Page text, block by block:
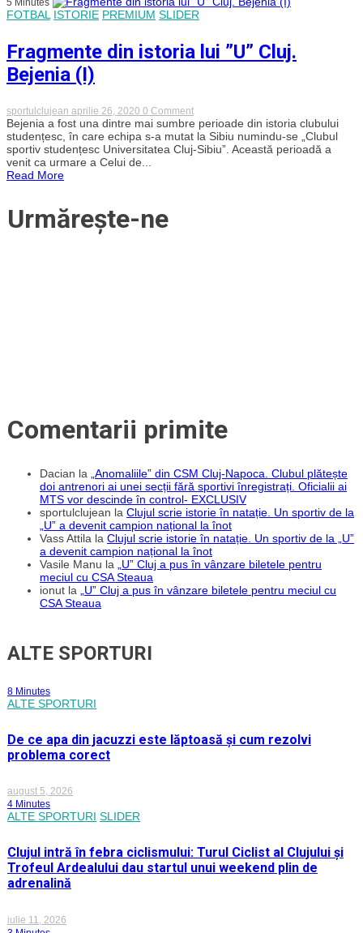
FOTBAL ISTORIE PREMIUM SLIDER
Fragmente din istoria lui ”U” Cluj.
Bejenia (I)
sportulclujean aprilie 26, 2020 0 Commenton
Fragmente
din
istoria
lui
Bejenia a fost una dintre mai sumbre perioade din istoria clubului
studențesc, în care echipa s-a mutat la Sibiu numindu-se „Clubul
sportiv studențesc Universitatea Cluj-Sibiu”. Această perioadă a
venit ca urmare a Celui de...
Read More
Urmărește-ne
Comentarii primite
Dacian la
„Anomaliile” din CSM Cluj-Napoca. Clubul plătește
doi antrenori ai unei secții fără sportivi înregistrați. Oficialii ai
MTS vor descinde în control- EXCLUSIV
sportulclujean la Clujul scrie istorie în natație. Un sportiv de la
„U” a devenit campion național la înot
Vass Attila la Clujul scrie istorie în natație. Un sportiv de la „U”
a devenit campion național la înot
Vasile Manu la
„U” Cluj a pus în vânzare biletele pentru
meciul cu CSA Steaua
ionut la
„U” Cluj a pus în vânzare biletele pentru meciul cu
CSA Steaua
ALTE SPORTURI
8 Minutes
ALTE SPORTURI
De ce apa din jacuzzi este lăptoasă și cum rezolvi
problema corect
august 5, 2026
4 Minutes
ALTE SPORTURI SLIDER
Clujul intră în febra ciclismului: Turul Ciclist al Clujului și
Trofeul Ardealului dau startul unui weekend plin de
adrenalină
iulie 11, 2026